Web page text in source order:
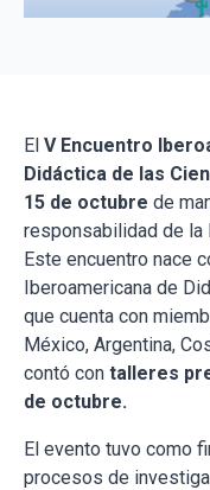
El V Encuentro
Didáctica de las
15 de octubre de
responsabilidad de la
Este encuentro nace
Iberoamericana de
que cuenta con
México, Argentina,
contó con talleres
de octubre.
El evento tuvo como
procesos de